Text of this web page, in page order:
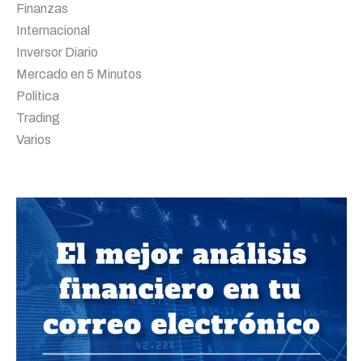
Finanzas
Internacional
Inversor Diario
Mercado en 5 Minutos
Política
Trading
Varios